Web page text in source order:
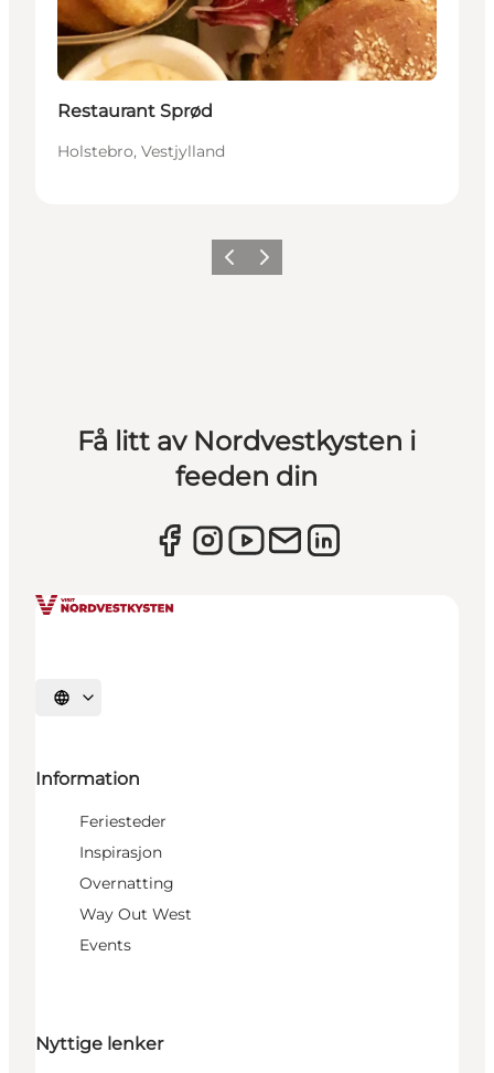
Restaurant Sprød
Holstebro, Vestjylland
ForrigeNeste
Få litt av Nordvestkysten i
feeden din
Velg språk
Information
Feriesteder
Inspirasjon
Overnatting
Way Out West
Events
Nyttige lenker